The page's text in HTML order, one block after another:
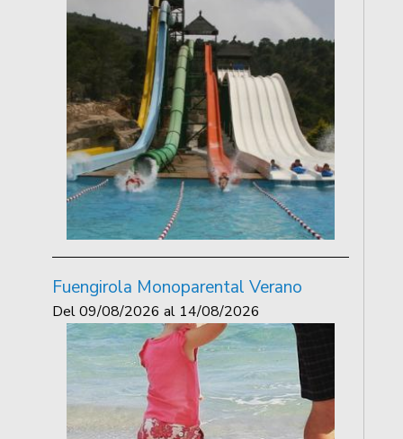
Fuengirola Monoparental Verano
Del09/08/2026 al 14/08/2026